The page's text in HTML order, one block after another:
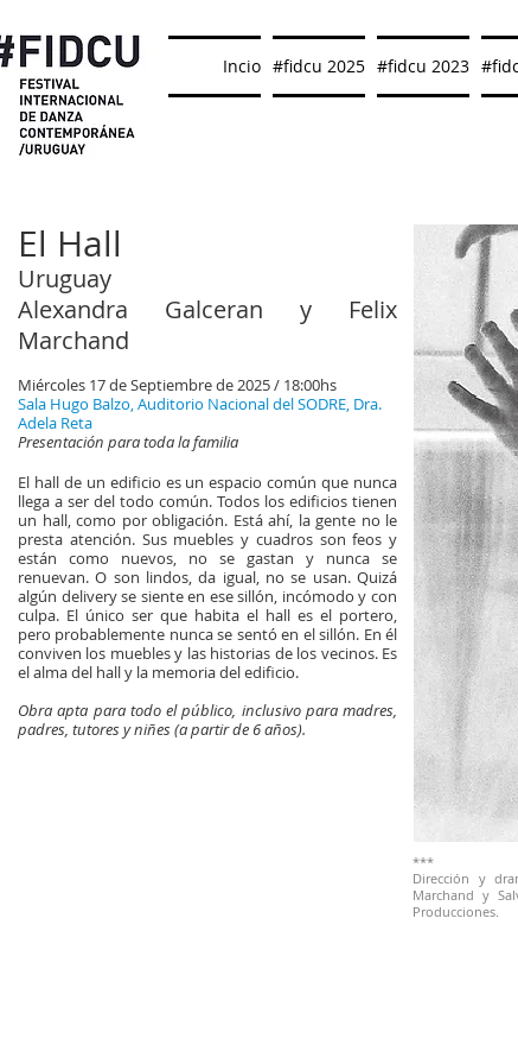
Incio #fidcu 2025 #fidcu 2023
El Hall
Uruguay
Alexandra Galceran y Felix
Marchand
Miércoles 17 de Septiembre de 2025 / 18:00hs
Sala Hugo Balzo, Auditorio Nacional del SODRE, Dra.
Adela Reta
Presentación para toda la familia
El hall de un edificio es un espacio común que nunca
llega a ser del todo común. Todos los edificios tienen
un hall, como por obligación. Está ahí, la gente no le
presta atención. Sus muebles y cuadros son feos y
están como nuevos, no se gastan y nunca se
renuevan. O son lindos, da igual, no se usan. Quizá
algún delivery se siente en ese sillón, incómodo y con
culpa. El único ser que habita el hall es el portero,
pero probablemente nunca se sentó en el sillón. En él
conviven los muebles y las historias de los vecinos. Es
el alma del hall y la memoria del edificio.
Obra apta para todo el público, inclusivo para madres,
padres, tutores y niñes (a partir de 6 años).
***​
Dirección y
Marchand y
Producciones.